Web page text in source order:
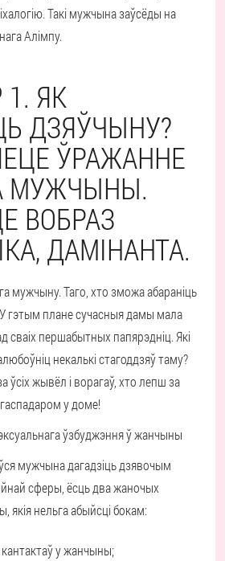
Такі мужчына заўсёды на
Алімпу.
1. ЯК
ДЗЯЎЧЫНУ?
ЎРАЖАННЕ
МУЖЧЫНЫ.
ВОБРАЗ
ДАМІНАНТА.
мужчыну. Таго, хто зможа абараніць
гэтым плане сучасныя дамы мала
сваіх першабытных папярэдніц. Які
некалькі стагоддзяў таму?
ўсіх жывёл і ворагаў, хто лепш за
у доме!
ўзбуджэння ў жанчыны
мужчына дагадзіць дзявочым
сферы, ёсць два жаночых
якія нельга абыйсці бокам:
у жанчыны;